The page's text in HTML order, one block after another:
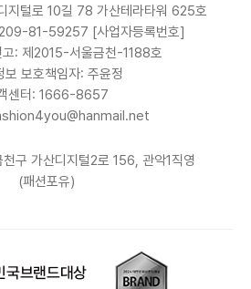
지털로 10길 78 가산테라타워 625호
209-81-59257 [사업자등록번호]
고: 제2015-서울금천-1188호
보 보호책임자: 주윤정
센터: 1666-8657
구 가산디지털2로 156, 관악1직영
(패션포유)